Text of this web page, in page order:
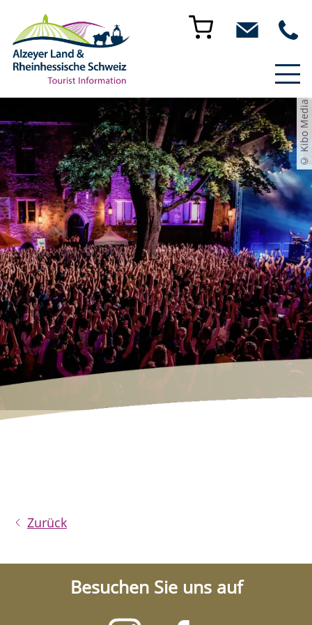
© Kibo Media
Zurück
Besuchen Sie uns auf
Besuchen
Besuchen